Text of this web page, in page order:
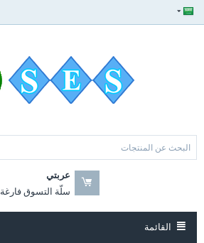
عربتي
سلّة التسوق فارغة
القائمة